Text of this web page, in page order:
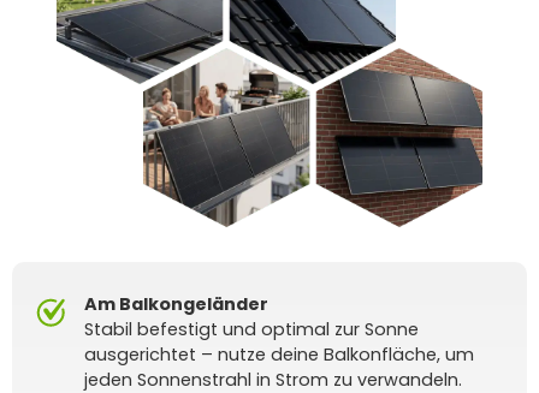
Am Balkongeländer
Stabil befestigt und optimal zur Sonne
ausgerichtet – nutze deine Balkonfläche, um
jeden Sonnenstrahl in Strom zu verwandeln.